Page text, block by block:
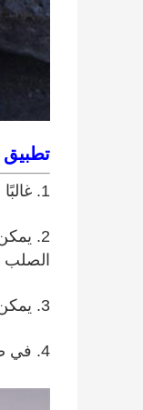
تطبيق
1. غالبًا ما يستخدم السيليكون الحديدي كمزيل للأكسدة في صناعة الفولاذ.
2.
الصلب
3. يمكن استخدامه كمختزل في إنتاج السبائك الحديدية والصناعات الكيماوية.
4. في صناعة الحديد يمكن أن تستخدم كمادة ملقحة و nodulizer.